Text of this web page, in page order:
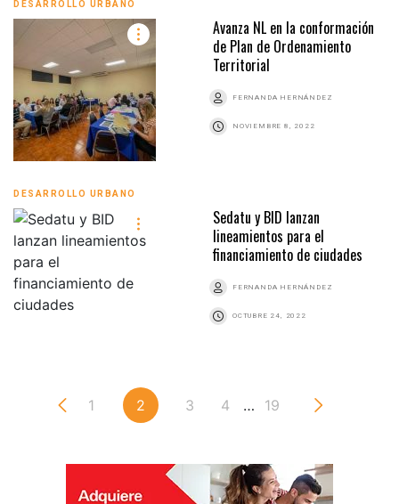
DESARROLLO URBANO
Avanza NL en la conformación
de Plan de Ordenamiento
Territorial
FERNANDA HERNÁNDEZ
NOVIEMBRE 8, 2022
DESARROLLO URBANO
Sedatu y BID lanzan
lineamientos para el
financiamiento de ciudades
FERNANDA HERNÁNDEZ
OCTUBRE 24, 2022
1 2 3 4 … 19